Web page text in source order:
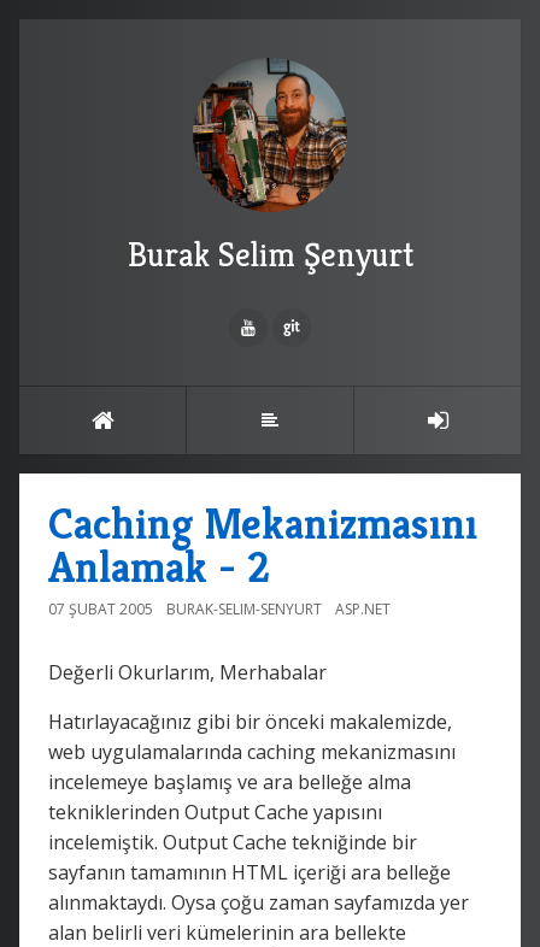
Burak Selim Şenyurt
Caching Mekanizmasını
Anlamak - 2
07 ŞUBAT 2005 BURAK-SELIM-SENYURT ASP.NET
Değerli Okurlarım, Merhabalar
Hatırlayacağınız gibi bir önceki makalemizde,
web uygulamalarında caching mekanizmasını
incelemeye başlamış ve ara belleğe alma
tekniklerinden Output Cache yapısını
incelemiştik. Output Cache tekniğinde bir
sayfanın tamamının HTML içeriği ara belleğe
alınmaktaydı. Oysa çoğu zaman sayfamızda yer
alan belirli veri kümelerinin ara bellekte